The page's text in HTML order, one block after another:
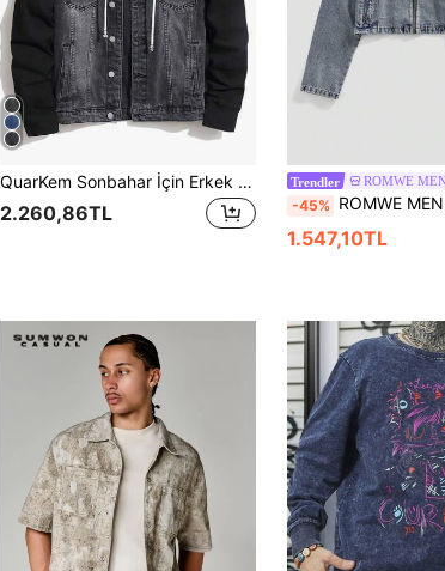
QuarKem Sonbahar İçin Erkek Düğmeli Ön Uzun Kollu Cepli Rahat Kot Kapüşonlu Ceket
2.260,86TL
Trendler ROMWE
-45% ROMWE MEN Street Life Erkek Günlük Su Yıkanmış
1.547,10TL